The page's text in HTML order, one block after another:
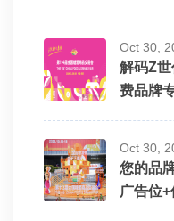
Oct 30,
解码Z
费品牌
Oct 30,
您的品
广告位